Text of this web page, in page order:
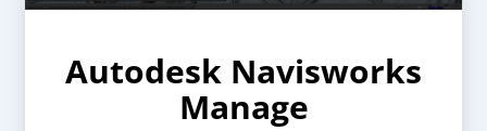
Autodesk Navisworks
Manage